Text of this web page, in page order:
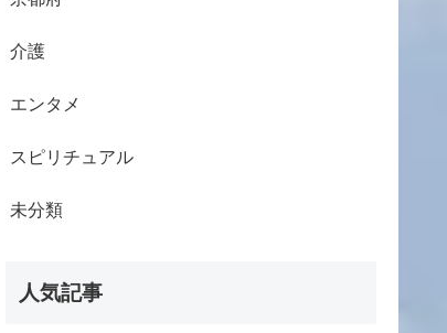
介護
エンタメ
スピリチュアル
未分類
人気記事